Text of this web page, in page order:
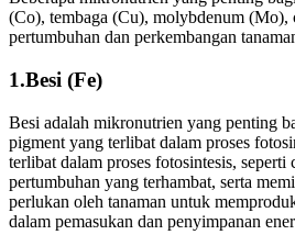
(Co), tembaga (Cu), molybdenum
pertumbuhan dan perkembangan
1.Besi (Fe)
Besi adalah mikronutrien yang penting
pigment yang terlibat dalam proses
terlibat dalam proses fotosintesis,
pertumbuhan yang terhambat, serta
perlukan oleh tanaman untuk
dalam pemasukan dan penyimpanan